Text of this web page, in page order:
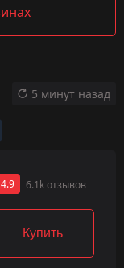
5 минут назад
4.9 6.1k отзывов
Купить